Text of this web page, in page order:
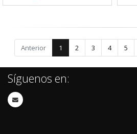
Anterior 1 2 3 4 5
Síguenos en: